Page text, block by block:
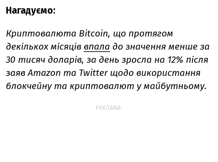
Нагадуємо:
Криптовалюта Bitcoin, що протягом
декількох місяців впала до значення менше за
30 тисяч доларів, за день зросла на 12% після
заяв Amazon та Twitter щодо використання
блокчейну та криптовалют у майбутньому.
РЕКЛАМА: